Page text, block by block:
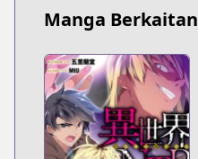
Manga Berkaitan